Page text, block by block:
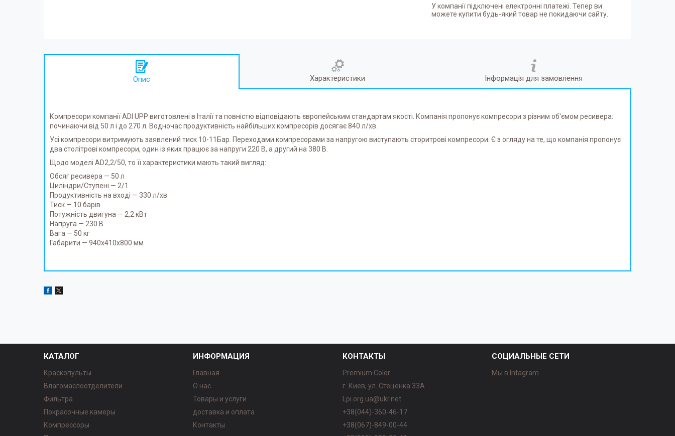
У компанії підключені електронні платежі. Тепер ви
можете купити будь-який товар не покидаючи сайту.
Опис Характеристики Інформація для замовлення
Компресори компанії ADI UPP виготовлені в Італії та повністю відповідають європейським стандартам якості. Компанія пропонує компресори з різним об'ємом ресивера:
починаючи від 50 л і до 270 л. Водночас продуктивність найбільших компресорів досягає 840 л/хв.
Усі компресори витримують заявлений тиск 10-11Бар. Переходами компресорами за напругою виступають сторитрові компресори. Є з огляду на те, що компанія пропонує
два столітрові компресори, один із яких працює за напруги 220 В, а другий на 380 В.
Щодо моделі AD2,2/50, то її характеристики мають такий вигляд:
Обсяг ресивера — 50 л
Циліндри/Ступені — 2/1
Продуктивність на вході — 330 л/хв
Тиск — 10 барів
Потужність двигуна — 2,2 кВт
Напруга — 230 В
Вага — 50 кг
Габарити — 940х410х800 мм
КАТАЛОГ
Краскопульты
Влагомаслоотделители
Фильтра
Покрасочные камеры
Компрессоры
ИНФОРМАЦИЯ
Главная
О нас
Товары и услуги
доставка и оплата
Контакты
КОНТАКТЫ
Premium Color
г. Киев, ул. Стеценка 33А
Lpi.org.ua@ukr.net
+38(044)-360-46-17
+38(067)-849-00-44
СОЦИАЛЬНЫЕ СЕТИ
Мы в Intagram